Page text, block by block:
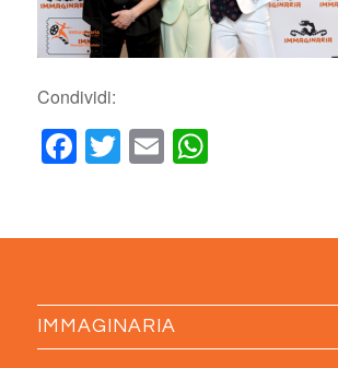
Condividi:
Facebook
Twitter
Email
IMMAGINARIA